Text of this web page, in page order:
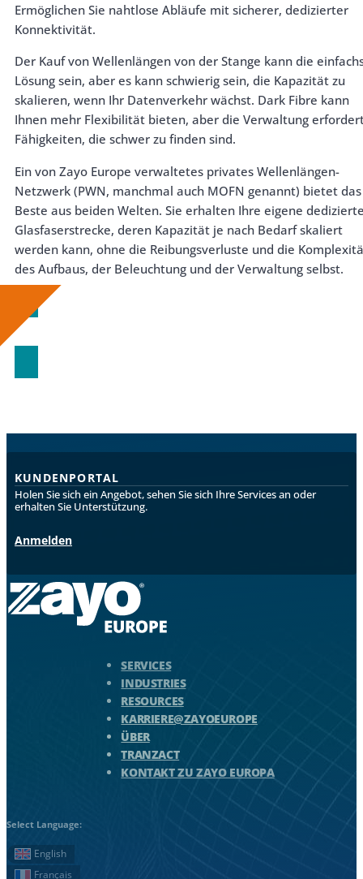
Ermöglichen Sie nahtlose Abläufe mit sicherer, dedizierter
Konnektivität.
Der Kauf von Wellenlängen von der Stange kann die
Lösung sein, aber es kann schwierig sein, die Kapazität zu
skalieren, wenn Ihr Datenverkehr wächst. Dark Fibre kann
Ihnen mehr Flexibilität bieten, aber die Verwaltung
Fähigkeiten, die schwer zu finden sind.
Ein von Zayo Europe verwaltetes privates Wellenlängen-
Netzwerk (PWN, manchmal auch MOFN genannt) bietet das
Beste aus beiden Welten. Sie erhalten Ihre eigene
Glasfaserstrecke, deren Kapazität je nach Bedarf skaliert
werden kann, ohne die Reibungsverluste und die
des Aufbaus, der Beleuchtung und der Verwaltung selbst.
Jetzt herunterladen
KUNDENPORTAL
Holen Sie sich ein Angebot, sehen Sie sich Ihre Services an oder
erhalten Sie Unterstützung.
Anmelden
SERVICES
INDUSTRIES
RESOURCES
KARRIERE@ZAYOEUROPE
ÜBER
TRANZACT
KONTAKT ZU ZAYO EUROPA
Select Language:
English
Français